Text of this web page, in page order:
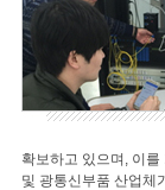
확보하고 있으며, 이
및 광통신부품 산업체